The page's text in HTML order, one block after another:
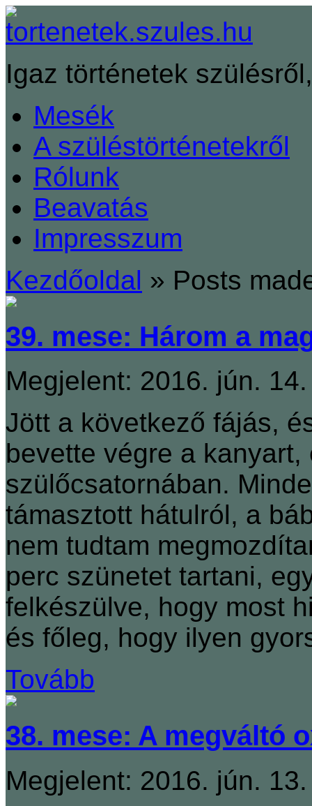
Igaz történetek
Mesék
A szüléstörténetekről
Rólunk
Beavatás
Impresszum
Kezdőoldal » Posts
39. mese: Három a
Megjelent: 2016. jún. 14.
Jött a következő fájás,
bevette végre a kanyart,
szülőcsatornában.
támasztott hátulról, a
nem tudtam
perc szünetet tartani,
felkészülve, hogy most
és főleg, hogy ilyen
Tovább
38. mese: A megváltó
Megjelent: 2016. jún. 13.